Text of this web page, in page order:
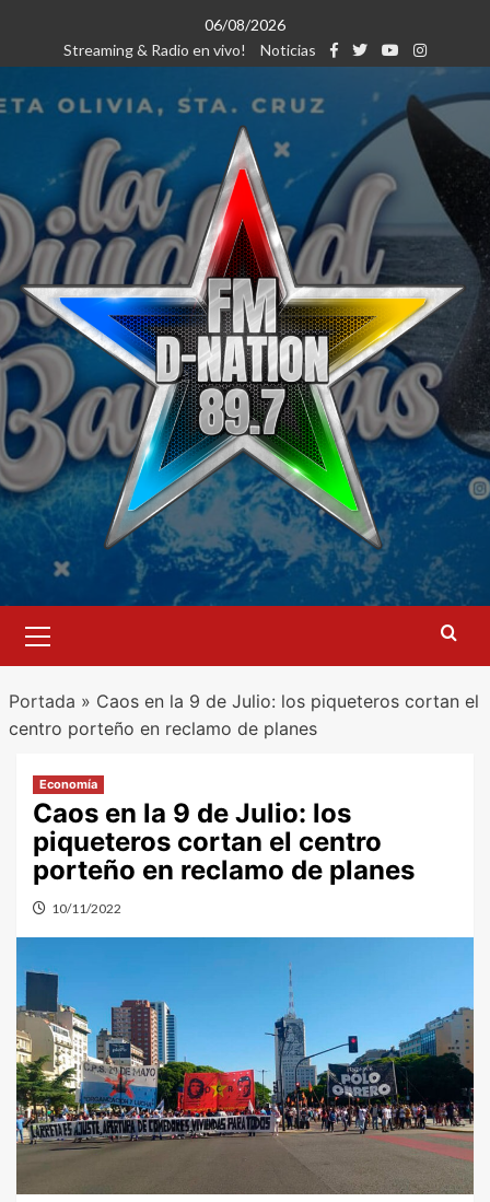
contenido
06/08/2026
Streaming & Radio en vivo!
Noticias
primario
Portada » Caos en la 9 de Julio: los piqueteros cortan el
centro porteño en reclamo de planes
Economía
Caos en la 9 de Julio: los
piqueteros cortan el centro
porteño en reclamo de planes
10/11/2022